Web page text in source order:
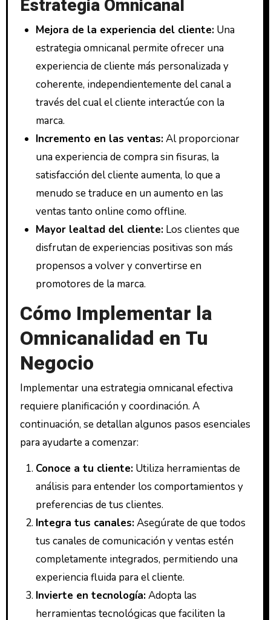
Estrategia Omnicanal
Mejora de la experiencia del cliente:Una
estrategia omnicanal permite ofrecer una
experiencia de cliente más personalizada y
coherente, independientemente del canal a
través del cual el cliente interactúe con la
marca.
Incremento en las ventas:Al proporcionar
una experiencia de compra sin fisuras, la
satisfacción del cliente aumenta, lo que a
menudo se traduce en un aumento en las
ventas tanto online como offline.
Mayor lealtad del cliente:Los clientes que
disfrutan de experiencias positivas son más
propensos a volver y convertirse en
promotores de la marca.
Cómo Implementar la
Omnicanalidad en Tu
Negocio
Implementar una estrategia omnicanal efectiva
requiere planificación y coordinación. A
continuación, se detallan algunos pasos esenciales
para ayudarte a comenzar:
Conoce a tu cliente:Utiliza herramientas de
análisis para entender los comportamientos y
preferencias de tus clientes.
Integra tus canales:Asegúrate de que todos
tus canales de comunicación y ventas estén
completamente integrados, permitiendo una
experiencia fluida para el cliente.
Invierte en tecnología:Adopta las
herramientas tecnológicas que faciliten la